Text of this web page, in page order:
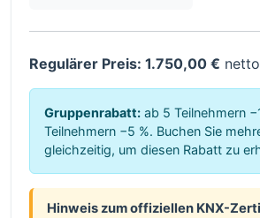
Regulärer Preis: 1.750,00 €
Gruppenrabatt: ab 5 Teilnehmern
Teilnehmern −5 %. Buchen Sie
gleichzeitig, um diesen Rabatt zu
Hinweis zum offiziellen KNX-